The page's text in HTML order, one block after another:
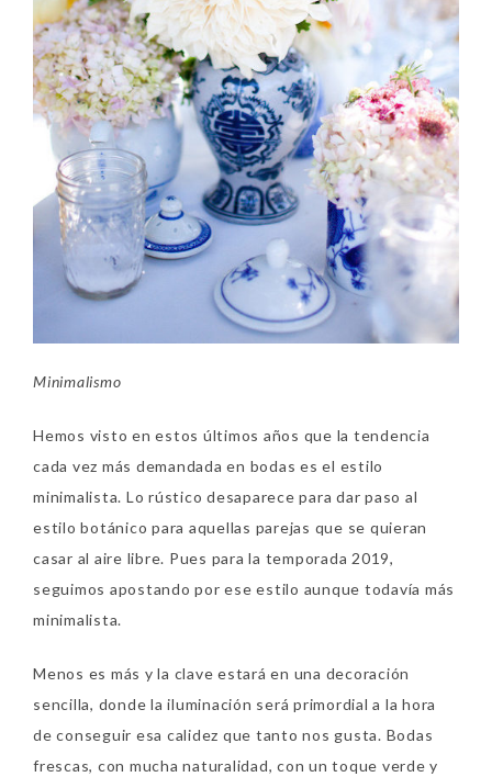
Minimalismo
Hemos visto en estos últimos años que la tendencia
cada vez más demandada en bodas es el estilo
minimalista. Lo rústico desaparece para dar paso al
estilo botánico para aquellas parejas que se quieran
casar al aire libre. Pues para la temporada 2019,
seguimos apostando por ese estilo aunque todavía más
minimalista.
Menos es más y la clave estará en una decoración
sencilla, donde la iluminación será primordial a la hora
de conseguir esa calidez que tanto nos gusta. Bodas
frescas, con mucha naturalidad, con un toque verde y